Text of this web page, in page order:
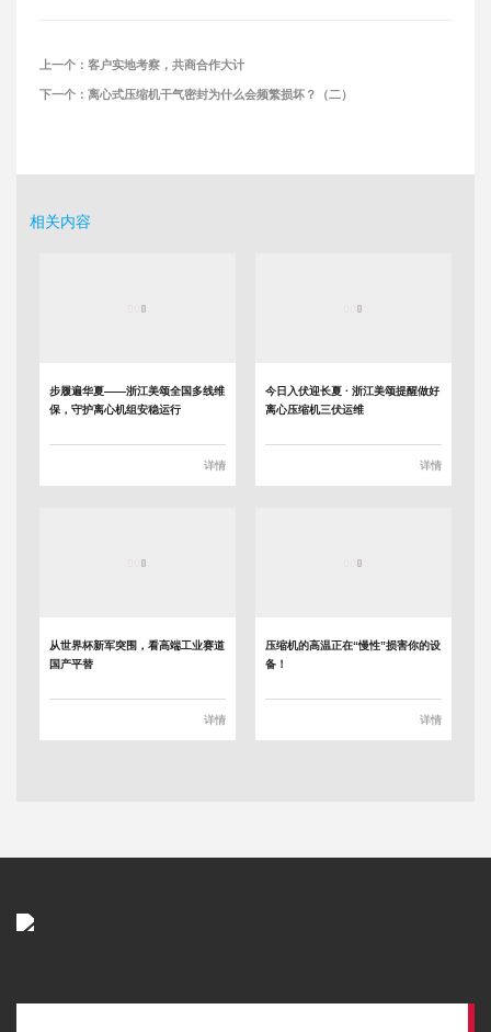
上一个： 客户实地考察，共商合作大计
下一个： 离心式压缩机干气密封为什么会频繁损坏？（二）
相关内容
步履遍华夏——浙江美颂全国多线维
保，守护离心机组安稳运行
详情
今日入伏迎长夏 · 浙江美颂提醒做好
离心压缩机三伏运维
详情
从世界杯新军突围，看高端工业赛道
国产平替
详情
压缩机的高温正在“慢性”损害你的设
备！
详情